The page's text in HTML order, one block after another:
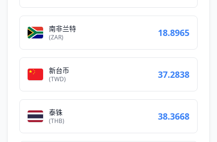
南非兰特
(ZAR) 18.8965
新台币
(TWD) 37.2838
泰铢
(THB) 38.3668